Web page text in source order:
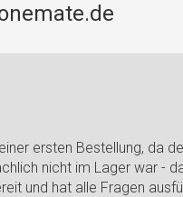
ersten Bestellung, da
nicht im Lager war -
und hat alle Fragen